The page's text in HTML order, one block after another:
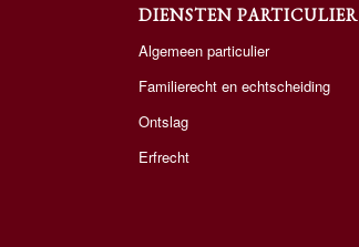
DIENSTEN PARTICULIER
Algemeen particulier
Familierecht en echtscheiding
Ontslag
Erfrecht